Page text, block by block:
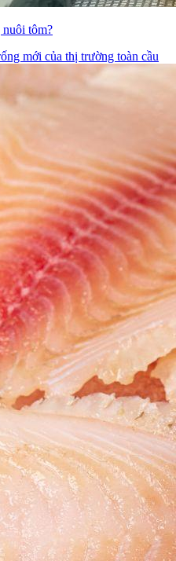
nuôi tôm?
mới của thị trường toàn cầu